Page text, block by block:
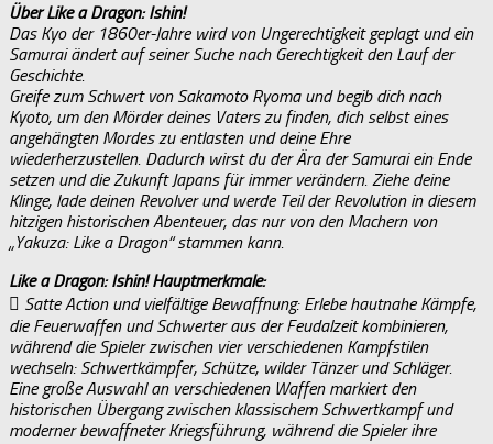
Über Like a Dragon: Ishin!
Das Kyo der 1860er-Jahre wird von Ungerechtigkeit geplagt und ein
Samurai ändert auf seiner Suche nach Gerechtigkeit den Lauf der
Geschichte.
Greife zum Schwert von Sakamoto Ryoma und begib dich nach
Kyoto, um den Mörder deines Vaters zu finden, dich selbst eines
angehängten Mordes zu entlasten und deine Ehre
wiederherzustellen. Dadurch wirst du der Ära der Samurai ein Ende
setzen und die Zukunft Japans für immer verändern. Ziehe deine
Klinge, lade deinen Revolver und werde Teil der Revolution in diesem
hitzigen historischen Abenteuer, das nur von den Machern von
„Yakuza: Like a Dragon“ stammen kann.
Like a Dragon: Ishin! Hauptmerkmale:
 Satte Action und vielfältige Bewaffnung: Erlebe hautnahe Kämpfe,
die Feuerwaffen und Schwerter aus der Feudalzeit kombinieren,
während die Spieler zwischen vier verschiedenen Kampfstilen
wechseln: Schwertkämpfer, Schütze, wilder Tänzer und Schläger.
Eine große Auswahl an verschiedenen Waffen markiert den
historischen Übergang zwischen klassischem Schwertkampf und
moderner bewaffneter Kriegsführung, während die Spieler ihre